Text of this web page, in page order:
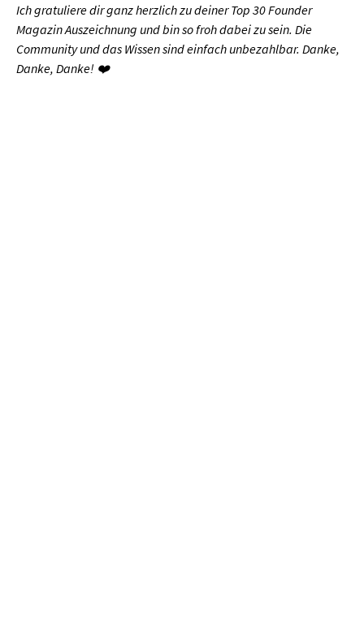
Ich gratuliere dir ganz herzlich zu deiner Top 30 Founder
Magazin Auszeichnung und bin so froh dabei zu sein. Die
Community und das Wissen sind einfach unbezahlbar. Danke,
Danke, Danke! ❤️